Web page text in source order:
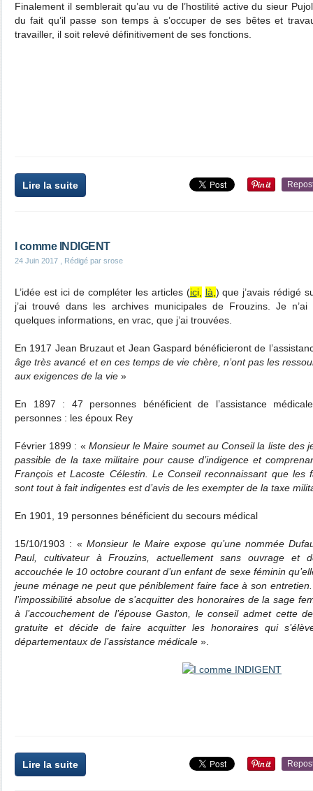
Finalement il semblerait qu’au vu de l’hostilité active du sieur
du fait qu’il passe son temps à s’occuper de ses bêtes et
travailler, il soit relevé définitivement de ses fonctions.
Lire la suite
I comme INDIGENT
24 Juin 2017 , Rédigé par srose
L’idée est ici de compléter les articles (ici, là,) que j’avais rédigé
j’ai trouvé dans les archives municipales de Frouzins. Je
quelques informations, en vrac, que j’ai trouvées.
En 1917 Jean Bruzaut et Jean Gaspard bénéficieront de
âge très avancé et en ces temps de vie chère, n’ont pas les
aux exigences de la vie »
En 1897 : 47 personnes bénéficient de l’assistance
personnes : les époux Rey
Février 1899 : « Monsieur le Maire soumet au Conseil la liste des
passible de la taxe militaire pour cause d’indigence et
François et Lacoste Célestin. Le Conseil reconnaissant que les
sont tout à fait indigentes est d’avis de les exempter de la taxe
En 1901, 19 personnes bénéficient du secours médical
15/10/1903 : «Monsieur le Maire expose qu’une nommée
Paul, cultivateur à Frouzins, actuellement sans ouvrage et
accouchée le 10 octobre courant d’un enfant de sexe féminin
jeune ménage ne peut que péniblement faire face à son
l’impossibilité absolue de s’acquitter des honoraires de la sage
à l’accouchement de l’épouse Gaston, le conseil admet cette
gratuite et décide de faire acquitter les honoraires qui
départementaux de l’assistance médicale ».
Lire la suite